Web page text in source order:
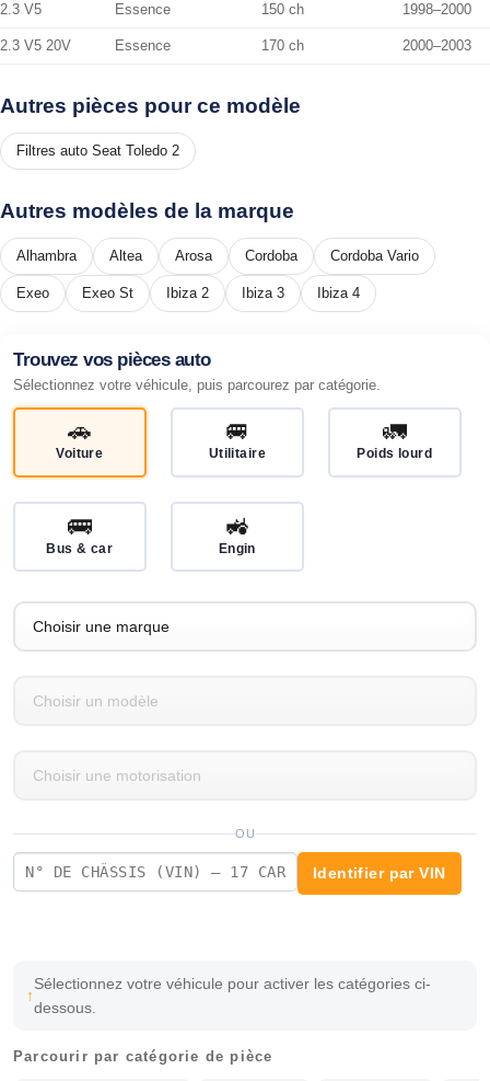
2.3 V5 Essence 150 ch 1998–2000
2.3 V5 20V Essence 170 ch 2000–2003
Autres pièces pour ce modèle
Filtres auto Seat Toledo 2
Autres modèles de la marque
Alhambra Altea Arosa Cordoba Cordoba Vario
Exeo Exeo St Ibiza 2 Ibiza 3 Ibiza 4
Trouvez vos pièces auto
Sélectionnez votre véhicule, puis parcourez par catégorie.
🚗
Voiture
🚐
Utilitaire
🚛
Poids lourd
🚌
Bus & car
🚜
Engin
OU
Identifier par VIN
Sélectionnez votre véhicule pour activer les catégories ci-
dessous.
Parcourir par catégorie de pièce